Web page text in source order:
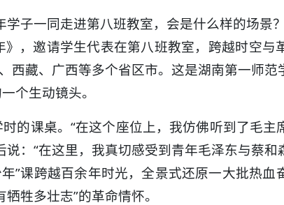
子一同走进第八班教室，会是什么样的场景
，邀请学生代表在第八班教室，跨越时空与
西藏、广西等多个省区市。这是湖南第一师
个生动镜头。
的课桌。“在这个座位上，我仿佛听到了毛主
：“在这里，我真切感受到青年毛泽东与蔡
”课跨越百余年时光，全景式还原一大批热血
牲多壮志”的革命情怀。